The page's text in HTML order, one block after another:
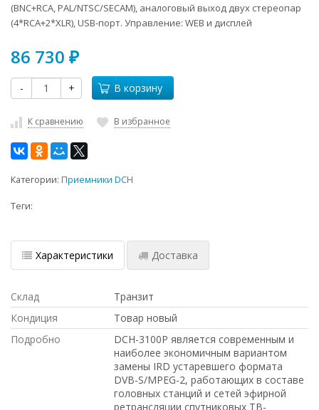
(BNC+RCA, PAL/NTSC/SECAM), аналоговый выход двух стереопар
(4*RCA+2*XLR), USB-порт. Управление: WEB и дисплей
86 730 ₽
- + В корзину
К сравнению В избранное
Категории: Приемники DCH
Теги:
Характеристики Доставка
Склад
Транзит
Кондиция
Товар новый
Подробно
DCH-3100P является современным и
наиболее экономичным вариантом
замены IRD устаревшего формата
DVB-S/MPEG-2, работающих в составе
головных станций и сетей эфирной
ретрансляции спутниковых ТВ-